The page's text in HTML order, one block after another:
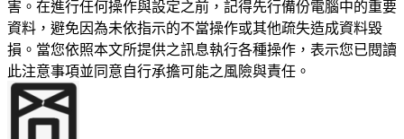
害。在進行任何操作與設定之前，記得先行備份電腦中的重要
資料，避免因為未依指示的不當操作或其他疏失造成資料毀
損。當您依照本文所提供之訊息執行各種操作，表示您已閱讀
此注意事項並同意自行承擔可能之風險與責任。